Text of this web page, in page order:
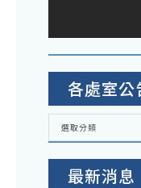
各處室公
各
室
選取分類
最新消息